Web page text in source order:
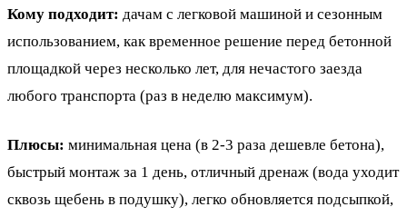
Кому подходит: дачам с легковой машиной и сезонным
использованием, как временное решение перед бетонной
площадкой через несколько лет, для нечастого заезда
любого транспорта (раз в неделю максимум).
Плюсы: минимальная цена (в 2-3 раза дешевле бетона),
быстрый монтаж за 1 день, отличный дренаж (вода уходит
сквозь щебень в подушку), легко обновляется подсыпкой,